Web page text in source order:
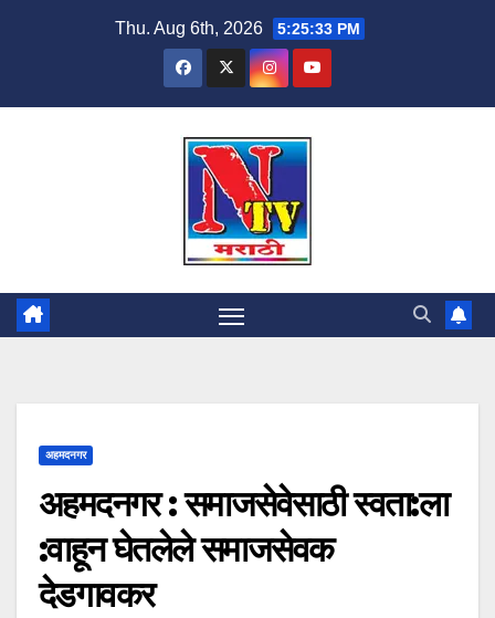
Thu. Aug 6th, 2026 5:25:33 PM
अहमदनगर
अहमदनगर : समाजसेवेसाठी स्वता:ला
:वाहून घेतलेले समाजसेवक
देडगावकर